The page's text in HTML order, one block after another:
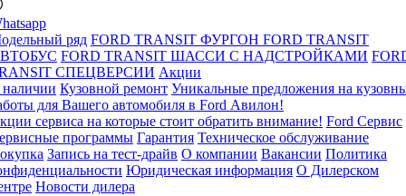
ряд FORD TRANSIT ФУРГОН FORD TRANSIT
FORD TRANSIT ШАССИ С НАДСТРОЙКАМИ
СПЕЦВЕРСИИ Акции
Кузовной ремонт Уникальные предложения на
для Вашего автомобиля в Ford Авилон!
сервиса на которые стоит обратить внимание! Ford Сервис
программы Гарантия Техническое обслуживание
Запись на тест-драйв О компании Вакансии Политика
Юридическая информация О Дилерском
Новости дилера